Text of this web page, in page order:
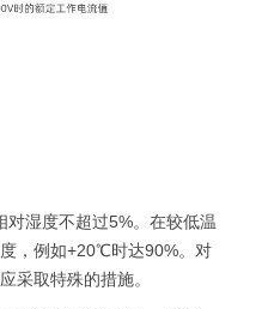
湿度不超过5%。在较低温
，例如+20℃时达90%。对
采取特殊的措施。